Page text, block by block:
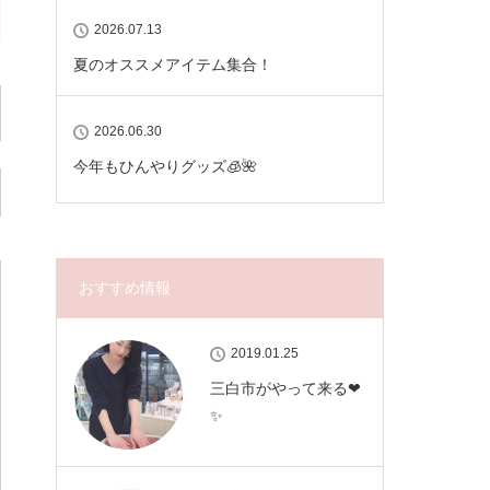
2026.07.13
夏のオススメアイテム集合！
2026.06.30
今年もひんやりグッズ🧊🌺
おすすめ情報
2019.01.25
三白市がやって来る❤
✨